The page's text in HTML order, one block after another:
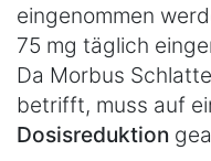
eingenommen
75 mg täglich
Da Morbus
betrifft, muss auf
Dosisreduktion